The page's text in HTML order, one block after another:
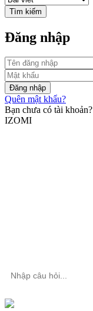
Tìm kiếm
Đăng nhập
Đăng nhập
Quên mật khẩu?
Bạn chưa có tài khoản?
IZOMI